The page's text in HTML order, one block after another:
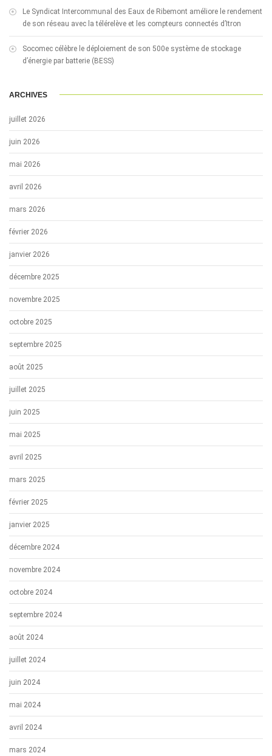
Le Syndicat Intercommunal des Eaux de Ribemont améliore le rendement
de son réseau avec la télérelève et les compteurs connectés d’Itron
Socomec célèbre le déploiement de son 500e système de stockage
d’énergie par batterie (BESS)
ARCHIVES
juillet 2026
juin 2026
mai 2026
avril 2026
mars 2026
février 2026
janvier 2026
décembre 2025
novembre 2025
octobre 2025
septembre 2025
août 2025
juillet 2025
juin 2025
mai 2025
avril 2025
mars 2025
février 2025
janvier 2025
décembre 2024
novembre 2024
octobre 2024
septembre 2024
août 2024
juillet 2024
juin 2024
mai 2024
avril 2024
mars 2024